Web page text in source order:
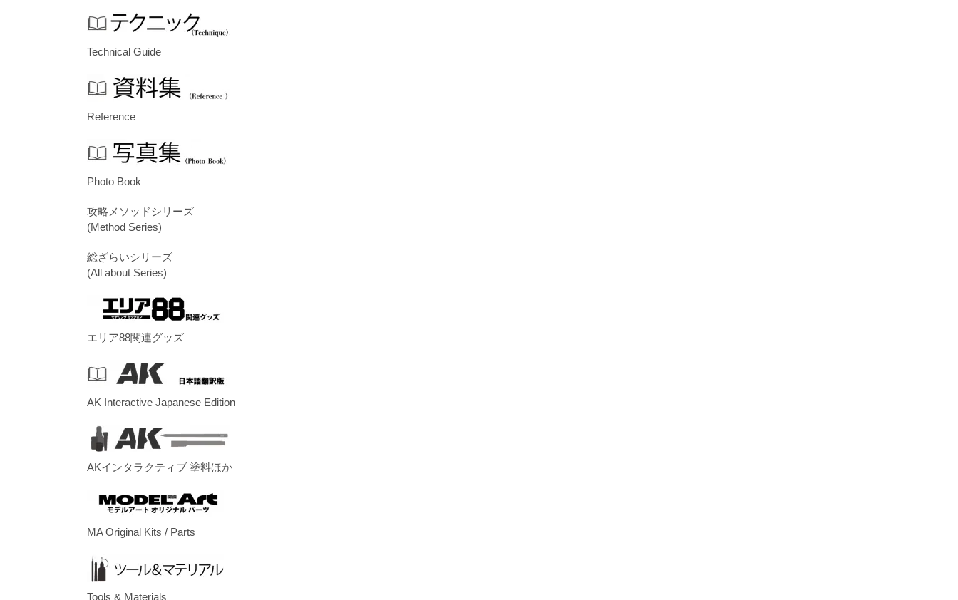
Technical Guide
Reference
Photo Book
攻略メソッドシリーズ
(Method Series)
総ざらいシリーズ
(All about Series)
エリア88関連グッズ
AK Interactive Japanese Edition
AKインタラクティブ 塗料ほか
MA Original Kits / Parts
Tools & Materials